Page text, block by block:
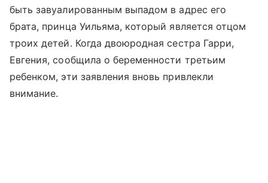
быть завуалированным выпадом в адрес его
брата, принца Уильяма, который является отцом
троих детей. Когда двоюродная сестра Гарри,
Евгения, сообщила о беременности третьим
ребенком, эти заявления вновь привлекли
внимание.